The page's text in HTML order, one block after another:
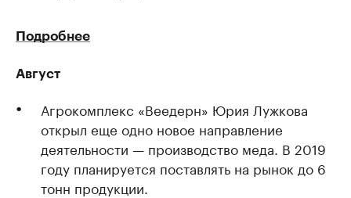
Подробнее
Август
Агрокомплекс «Веедерн» Юрия Лужкова
открыл еще одно новое направление
деятельности — производство меда. В 2019
году планируется поставлять на рынок до 6
тонн продукции.